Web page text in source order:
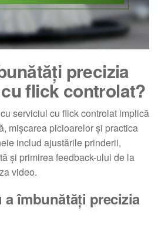
precizia
flick controlat?
serviciul cu flick controlat implică
mișcarea picioarelor și practica
includ ajustările prinderii,
și primirea feedback-ului de la
video.
îmbunătăți precizia